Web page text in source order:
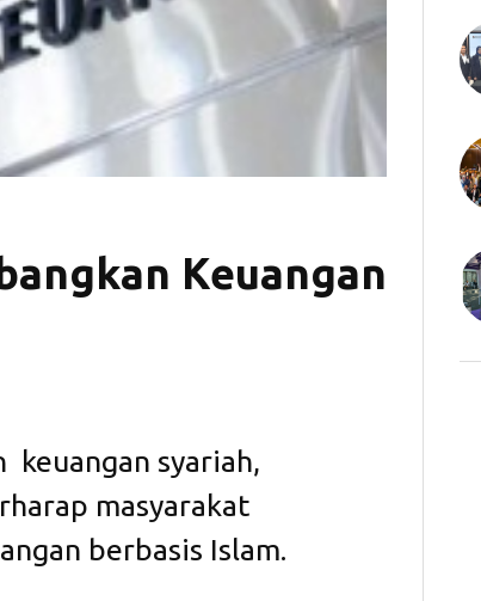
Keuangan
keuangan syariah,
masyarakat
berbasis Islam.